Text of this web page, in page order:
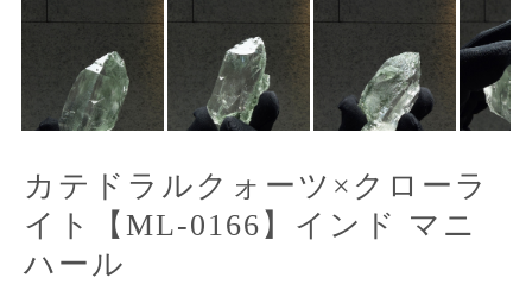
カテドラルクォーツ×クローラ
イト【ML-0166】インド マニ
ハール